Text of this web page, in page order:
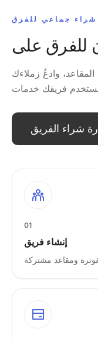
شراء جماعي للفرق
وادعُ زملاءك
شراء الفريق
01
إنشاء فريق